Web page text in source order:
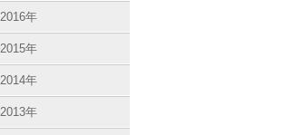
2016年
2015年
2014年
2013年